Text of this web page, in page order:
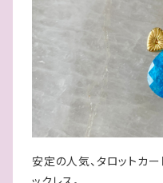
安定の人気、タロットカ